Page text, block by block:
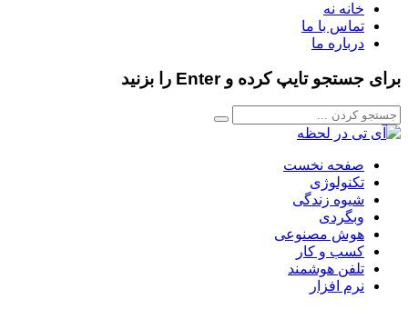
خانه نه
تماس با ما
درباره ما
برای جستجو تایپ کرده و Enter را بزنید
صفحه نخست
تکنولوژی
شیوه زندگی
وبگردی
هوش مصنوعی
کسب و کار
تلفن هوشمند
نرم افزار